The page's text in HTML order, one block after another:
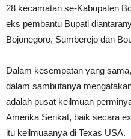
28 kecamatan se-Kabupaten
eks pembantu Bupati
Bojonegoro, Sumberejo dan
Dalam kesempatan yang
dalam sambutanya
adalah pusat keilmuan
Amerika Serikat, baik secara
itu keilmuaanya di Texas USA.